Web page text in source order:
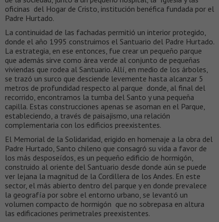
oficinas del Hogar de Cristo, institución benéfica fundada por el
Padre Hurtado.
La continuidad de las fachadas permitió un interior protegido,
donde el año 1995 construimos el Santuario del Padre Hurtado.
La estrategia, en ese entonces, fue crear un pequeño parque
que además sirve como área verde al conjunto de pequeñas
viviendas que rodea al Santuario. Allí, en medio de los árboles,
se trazó un surco que desciende levemente hasta alcanzar 5
metros de profundidad respecto al parque donde, al final del
recorrido, encontramos la tumba del Santo y una pequeña
capilla. Estas construcciones apenas se asoman en el Parque,
estableciendo, a través de paisajismo, una relación
complementaria con los edificios preexistentes.
El Memorial de la Solidaridad, erigido en homenaje a la obra del
Padre Hurtado, Santo chileno que consagró su vida a favor de
los más desposeídos, es un pequeño edificio de hormigón,
construido al oriente del Santuario desde donde aún se puede
ver lejana la magnitud de la Cordillera de los Andes. En este
sector, el más abierto dentro del parque y en donde prevalece
la geografía por sobre el entorno urbano, se levantó un
volumen compacto de hormigón que no sobrepasa en altura
las edificaciones perimetrales preexistentes.